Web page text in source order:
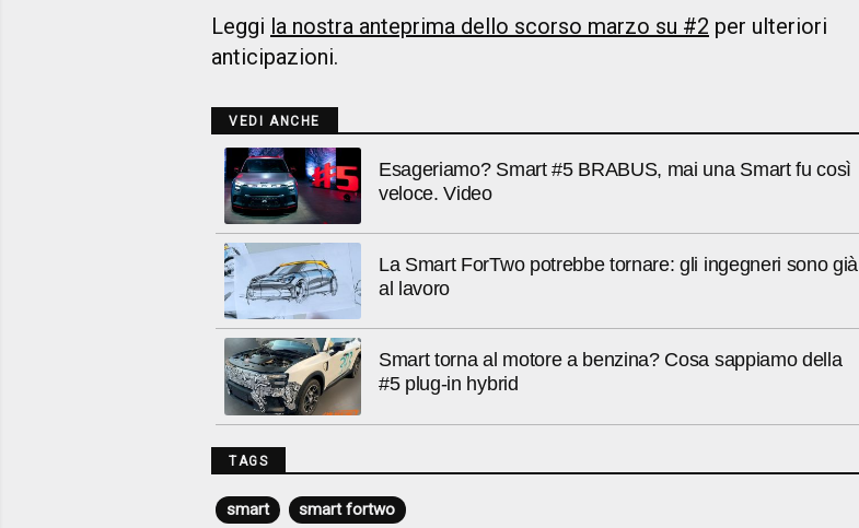
Leggi la nostra anteprima dello scorso marzo su #2 per ulteriori
anticipazioni.
VEDI ANCHE
Esageriamo? Smart #5 BRABUS, mai una Smart fu così
veloce. Video
La Smart ForTwo potrebbe tornare: gli ingegneri sono già
al lavoro
Smart torna al motore a benzina? Cosa sappiamo della
#5 plug-in hybrid
TAGS
smart smart fortwo